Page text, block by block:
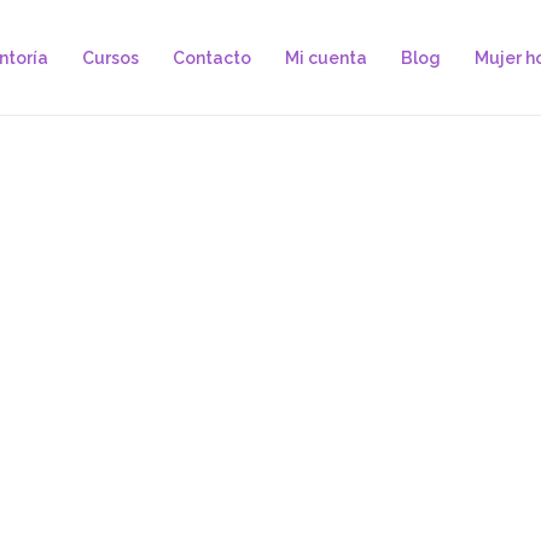
Cursos Contacto Mi cuenta Blog Mujer